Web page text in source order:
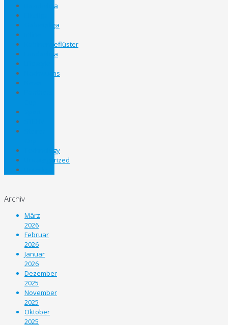
Bezirksliga
Gebietsliga
Kabinengeflüster
Landesliga
Nachwuchs
Technology
Uncategorized
Archiv
März
2026
Februar
2026
Januar
2026
Dezember
2025
November
2025
Oktober
2025